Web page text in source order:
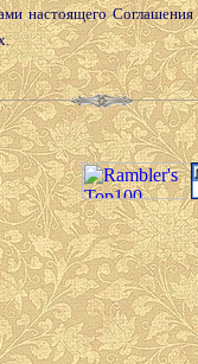
настоящего Соглашения